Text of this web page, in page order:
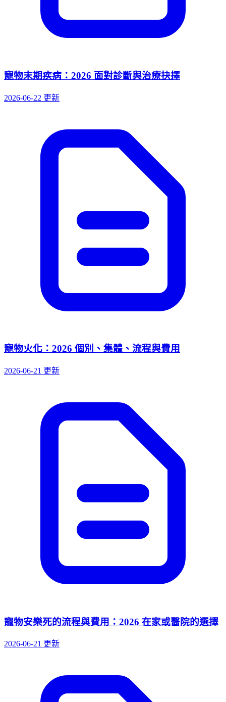
寵物末期疾病：2026 面對診斷與治療抉擇
2026-06-22 更新
寵物火化：2026 個別、集體、流程與費用
2026-06-21 更新
寵物安樂死的流程與費用：2026 在家或醫院的選擇
2026-06-21 更新